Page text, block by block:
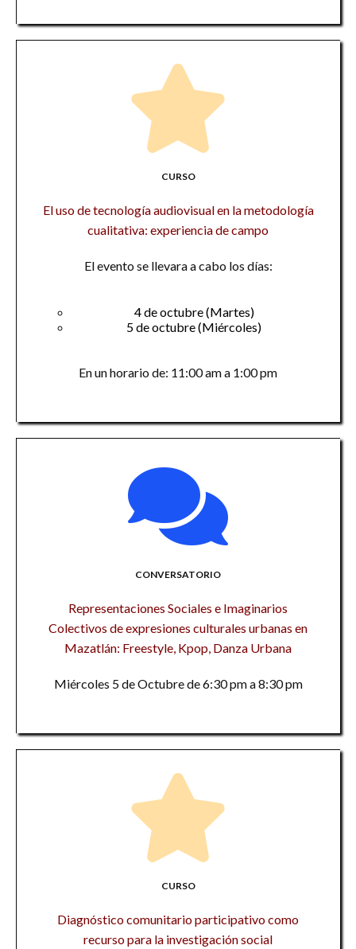
CURSO
El uso de tecnología audiovisual en la metodología
cualitativa: experiencia de campo
El evento se llevara a cabo los días:
4 de octubre (Martes)
5 de octubre (Miércoles)
En un horario de: 11:00 am a 1:00 pm
CONVERSATORIO
Representaciones Sociales e Imaginarios
Colectivos de expresiones culturales urbanas en
Mazatlán: Freestyle, Kpop, Danza Urbana
Miércoles 5 de Octubre de 6:30 pm a 8:30 pm
CURSO
Diagnóstico comunitario participativo como
recurso para la investigación social